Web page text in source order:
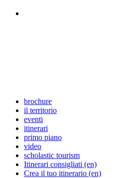
brochure
il territorio
eventi
itinerari
primo piano
video
scholastic tourism
Itinerari consigliati (en)
Crea il tuo itinerario (en)